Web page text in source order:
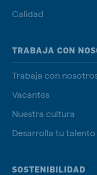
Calidad
TRABAJA CON
Trabaja con
Vacantes
Nuestra cultura
Desarrolla tu talento
SOSTENIBILIDAD